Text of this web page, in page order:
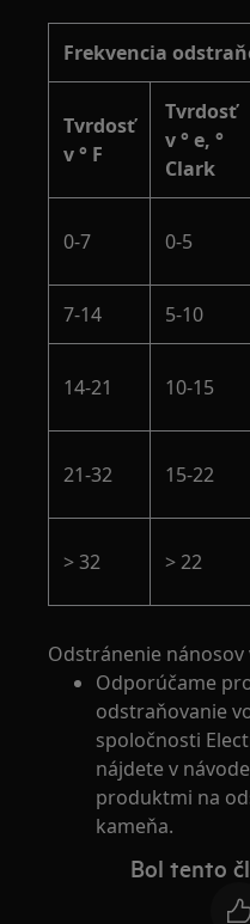
Frekvencia
Tvrdosť
v ° F
Tvrdosť
v ° e, °
Clark
0-7 0-5
7-14 5-10
14-21 10-15
21-32 15-22
> 32 > 22
Odstránenie
Odporúčame
odstraňovanie
spoločnosti
nájdete v
produktmi na
kameňa.
Bol tento